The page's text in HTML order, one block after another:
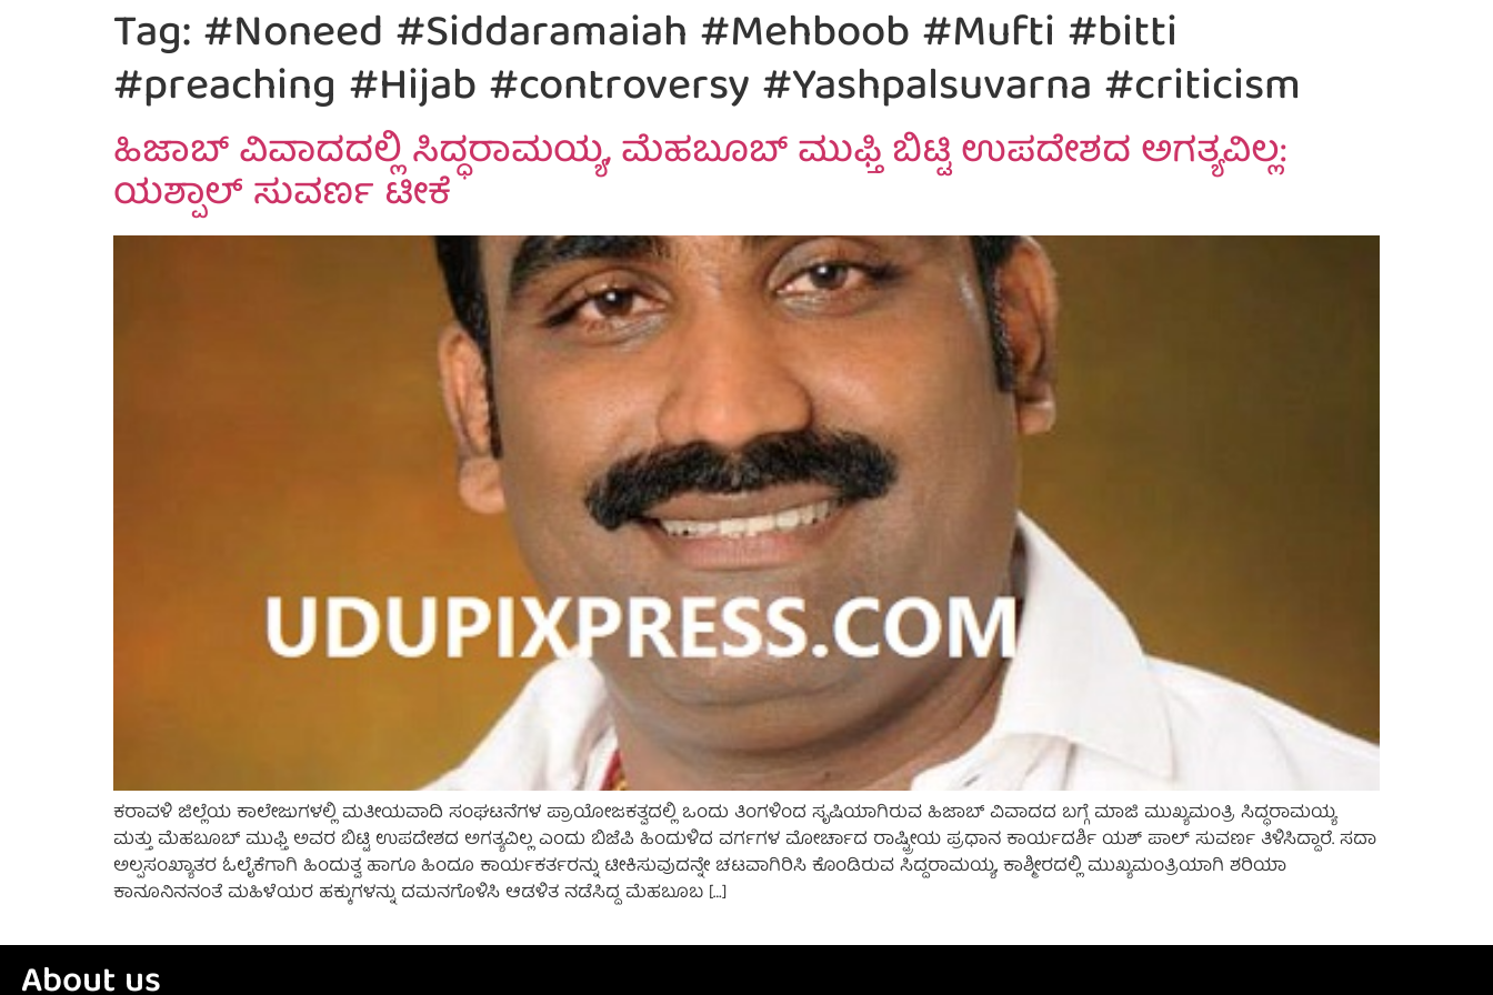
Tag:#Noneed #Siddaramaiah #Mehboob #Mufti #bitti
#preaching #Hijab #controversy #Yashpalsuvarna #criticism
ಹಿಜಾಬ್ ವಿವಾದದಲ್ಲಿ ಸಿದ್ಧರಾಮಯ್ಯ, ಮೆಹಬೂಬ್ ಮುಫ್ತಿ ಬಿಟ್ಟಿ ಉಪದೇಶದ ಅಗತ್ಯವಿಲ್ಲ:
ಯಶ್ಪಾಲ್ ಸುವರ್ಣ ಟೀಕೆ
ಕರಾವಳಿ ಜಿಲ್ಲೆಯ ಕಾಲೇಜುಗಳಲ್ಲಿ ಮತೀಯವಾದಿ ಸಂಘಟನೆಗಳ ಪ್ರಾಯೋಜಕತ್ವದಲ್ಲಿ ಒಂದು ತಿಂಗಳಿಂದ ಸೃಷಿಯಾಗಿರುವ ಹಿಜಾಬ್ ವಿವಾದದ ಬಗ್ಗೆ ಮಾಜಿ ಮುಖ್ಯಮಂತ್ರಿ ಸಿದ್ಧರಾಮಯ್ಯ
ಮತ್ತು ಮೆಹಬೂಬ್ ಮುಫ್ತಿ ಅವರ ಬಿಟ್ಟಿ ಉಪದೇಶದ ಅಗತ್ಯವಿಲ್ಲ ಎಂದು ಬಿಜೆಪಿ ಹಿಂದುಳಿದ ವರ್ಗಗಳ ಮೋರ್ಚಾದ ರಾಷ್ಟ್ರೀಯ ಪ್ರಧಾನ ಕಾರ್ಯದರ್ಶಿ ಯಶ್ ಪಾಲ್ ಸುವರ್ಣ ತಿಳಿಸಿದ್ದಾರೆ. ಸದಾ
ಅಲ್ಪಸಂಖ್ಯಾತರ ಓಲೈಕೆಗಾಗಿ ಹಿಂದುತ್ವ ಹಾಗೂ ಹಿಂದೂ ಕಾರ್ಯಕರ್ತರನ್ನು ಟೀಕಿಸುವುದನ್ನೇ ಚಟವಾಗಿರಿಸಿ ಕೊಂಡಿರುವ ಸಿದ್ದರಾಮಯ್ಯ, ಕಾಶ್ಮೀರದಲ್ಲಿ ಮುಖ್ಯಮಂತ್ರಿಯಾಗಿ ಶರಿಯಾ
ಕಾನೂನಿನನಂತೆ ಮಹಿಳೆಯರ ಹಕ್ಕುಗಳನ್ನು ದಮನಗೊಳಿಸಿ ಆಡಳಿತ ನಡೆಸಿದ್ದ ಮೆಹಬೂಬ […]